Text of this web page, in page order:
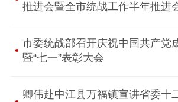
推进会暨全市统战工作半年推进
市委统战部召开庆祝中国共产党
暨“七一”表彰大会
卿伟赴中江县万福镇宣讲省委十